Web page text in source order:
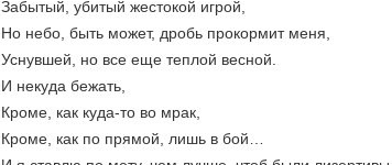
Забытый, убитый жестокой игрой,
Но небо, быть может, дробь прокормит меня,
Уснувшей, но все еще теплой весной.
И некуда бежать,
Кроме, как куда-то во мрак,
Кроме, как по прямой, лишь в бой…